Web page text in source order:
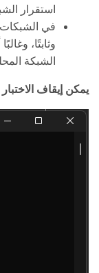
استقرار
في الشبكات
الشبكة
يمكن إيقاف